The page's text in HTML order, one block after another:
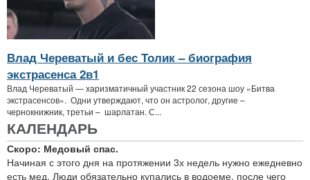
Влад Череватый и бес Толик – биография
экстрасенса 2в1
Влад Череватый — харизматичный участник 22 сезона шоу «Битва
экстрасенсов». Одни утверждают, что он астролог, другие –
чернокнижник, третьи – шарлатан. С...
КАЛЕНДАРЬ
Скоро: Медовый спас.
Начиная с этого дня на протяжении 3х недель нужно ежедневно
есть мед. Люди обязательно купались в водоеме, после чего